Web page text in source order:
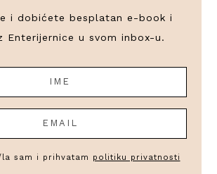
i dobićete besplatan e-book i
Enterijernice u svom inbox-u.
sam i prihvatam politiku privatnosti